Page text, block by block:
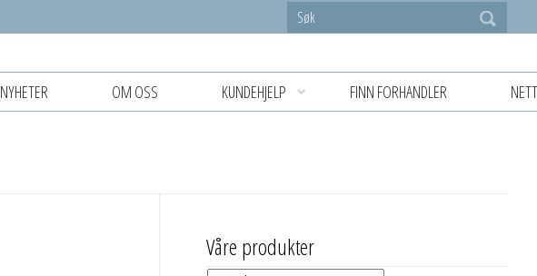
NYHETER OM OSS KUNDEHJELP FINN FORHANDLER
Våre produkter